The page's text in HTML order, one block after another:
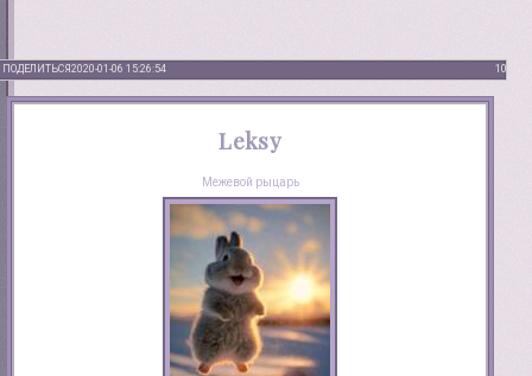
ПОДЕЛИТЬСЯ 10
2020-01-06 15:26:54
Leksy
Межевой рыцарь